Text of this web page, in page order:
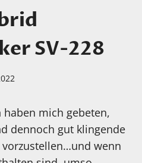
SV-228
mich gebeten,
dennoch gut klingende
wenn